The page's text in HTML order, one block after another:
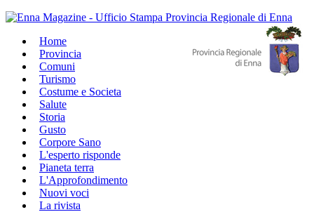
Home
Provincia
Comuni
Turismo
Costume e Societa
Salute
Storia
Gusto
Corpore Sano
L'esperto risponde
Pianeta terra
L'Approfondimento
Nuovi voci
La rivista